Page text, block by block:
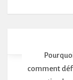
comment